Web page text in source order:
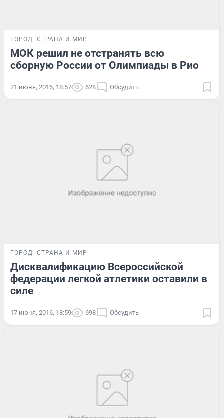
ГОРОД СТРАНА И МИР
МОК решил не отстранять всю
сборную России от Олимпиады в Рио
21 июня, 2016, 18:57 628 Обсудить
ГОРОД СТРАНА И МИР
Дисквалификацию Всероссийской
федерации легкой атлетики оставили в
силе
17 июня, 2016, 18:59 698 Обсудить